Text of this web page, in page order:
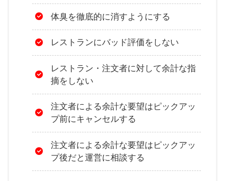
体臭を徹底的に消すようにする
レストランにバッド評価をしない
レストラン・注文者に対して余計な指
摘をしない
注文者による余計な要望はピックアッ
プ前にキャンセルする
注文者による余計な要望はピックアッ
プ後だと運営に相談する